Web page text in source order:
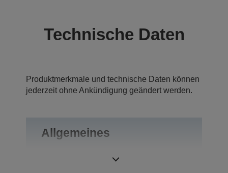
Technische Daten
Produktmerkmale und technische Daten können
jederzeit ohne Ankündigung geändert werden.
Allgemeines